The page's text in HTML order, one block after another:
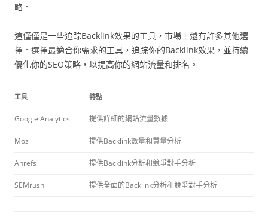
略。
這僅僅是一些追踪Backlink效果的工具，市場上還有許多其他選
擇。選擇最適合你需求的工具，追踪你的Backlink效果，並持續
優化你的SEO策略，以提高你的網站流量和排名。
工具 特點
Google Analytics 提供詳細的網站流量數據
Moz 提供Backlink數量和質量分析
Ahrefs 提供Backlink分析和競爭對手分析
SEMrush 提供全面的Backlink分析和競爭對手分析